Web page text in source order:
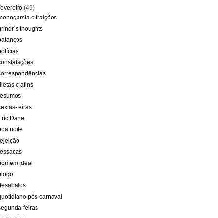
(49)
e traições
thoughts
e afins
feiras
Dane
noite
ideal
pós-carnaval
feiras